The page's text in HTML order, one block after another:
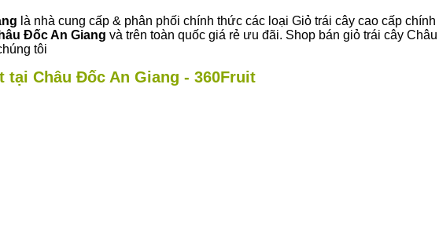
là nhà cung cấp & phân phối chính thức các loại Giỏ trái cây cao cấp
Đốc An Giang và trên toàn quốc giá rẻ ưu đãi. Shop bán giỏ trái cây
tôi
tại Châu Đốc An Giang - 360Fruit